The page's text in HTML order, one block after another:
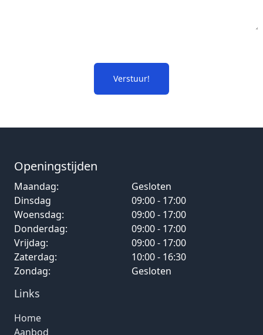
Verstuur!
Openingstijden
Maandag:
Gesloten
Dinsdag
09:00 - 17:00
Woensdag:
09:00 - 17:00
Donderdag:
09:00 - 17:00
Vrijdag:
09:00 - 17:00
Zaterdag:
10:00 - 16:30
Zondag:
Gesloten
Links
Home
Aanbod